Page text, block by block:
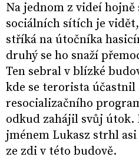
Na jednom z videí hojně
sociálních sítích je
stříká na útočníka
druhý se ho snaží
Ten sebral v blízké
kde se terorista účastnil
resocializačního
odkud zahájil svůj útok.
jménem Lukasz strhl
ze zdi v této budově.